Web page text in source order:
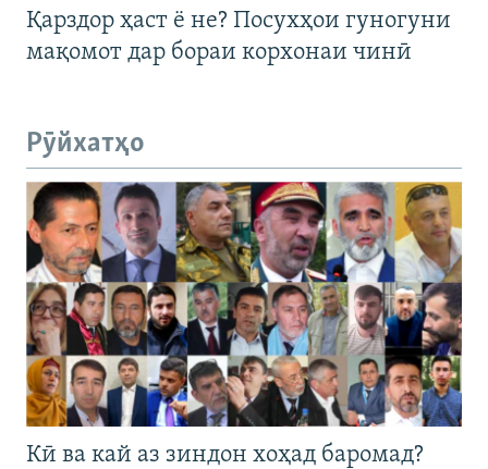
Қарздор ҳаст ё не? Посухҳои гуногуни
мақомот дар бораи корхонаи чинӣ
Рӯйхатҳо
Кӣ ва кай аз зиндон хоҳад баромад?